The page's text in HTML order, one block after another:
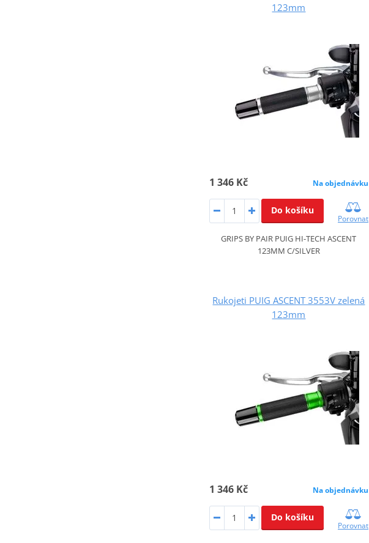
123mm
1 346 Kč Na objednávku
Do košíku
Porovnat
GRIPS BY PAIR PUIG HI-TECH ASCENT
123MM C/SILVER
Rukojeti PUIG ASCENT 3553V zelená
123mm
1 346 Kč Na objednávku
Do košíku
Porovnat